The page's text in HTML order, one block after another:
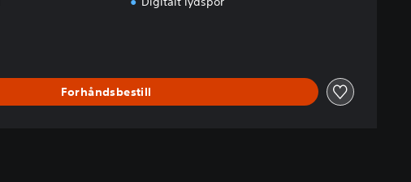
Forhåndsbestill